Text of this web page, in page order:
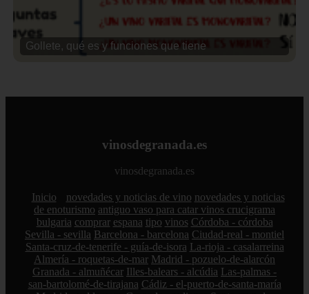
Gollete, qué es y funciones que tiene
vinosdegranada.es
vinosdegranada.es
Inicio novedades y noticias de vino novedades y noticias
de enoturismo antiguo vaso para catar vinos crucigrama
bulgaria comprar espana tipo vinos Córdoba - córdoba
Sevilla - sevilla Barcelona - barcelona Ciudad-real - montiel
Santa-cruz-de-tenerife - guía-de-isora La-rioja - casalarreina
Almería - roquetas-de-mar Madrid - pozuelo-de-alarcón
Granada - almuñécar Illes-balears - alcúdia Las-palmas -
san-bartolomé-de-tirajana Cádiz - el-puerto-de-santa-maría